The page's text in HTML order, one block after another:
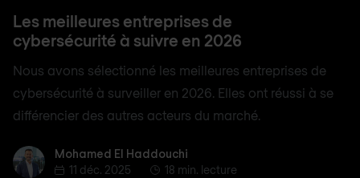
Les meilleures entreprises de
cybersécurité à suivre en 2026
Nous avons sélectionné les meilleures entreprises de
cybersécurité à surveiller en 2026. Elles ont réussi à se
différencier des autres acteurs du marché.
Mohamed El Haddouchi
Mohamed El Haddouchi
11 déc. 2025
18 min. lecture